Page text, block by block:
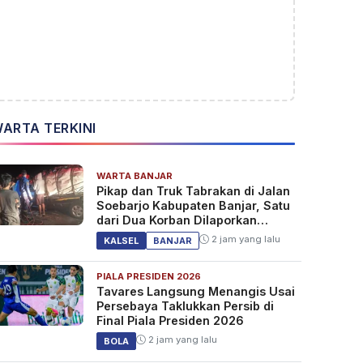
TERKINI
WARTA BANJAR
Pikap dan Truk Tabrakan di Jalan
Soebarjo Kabupaten Banjar, Satu
dari Dua Korban Dilaporkan
Tewas
KALSEL BANJAR 2 jam yang lalu
PIALA PRESIDEN 2026
Tavares Langsung Menangis Usai
Persebaya Taklukkan Persib di
Final Piala Presiden 2026
BOLA 2 jam yang lalu